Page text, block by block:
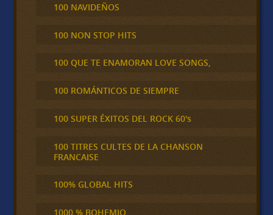
100 NAVIDEÑOS
100 NON STOP HITS
100 QUE TE ENAMORAN LOVE SONGS,
100 ROMÁNTICOS DE SIEMPRE
100 SUPER ÉXITOS DEL ROCK 60's
100 TITRES CULTES DE LA CHANSON
FRANCAISE
100% GLOBAL HITS
1000 % BOHEMIO